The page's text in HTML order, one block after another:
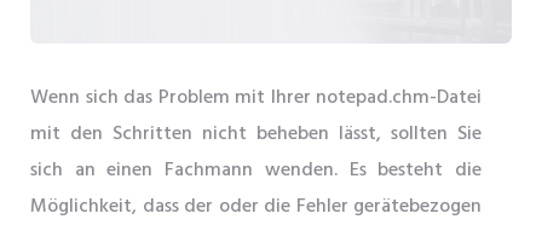
Wenn sich das Problem mit Ihrer notepad.chm-Datei
mit den Schritten nicht beheben lässt, sollten Sie
sich an einen Fachmann wenden. Es besteht die
Möglichkeit, dass der oder die Fehler gerätebezogen